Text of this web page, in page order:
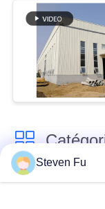
entrepôt de
Steven Fu